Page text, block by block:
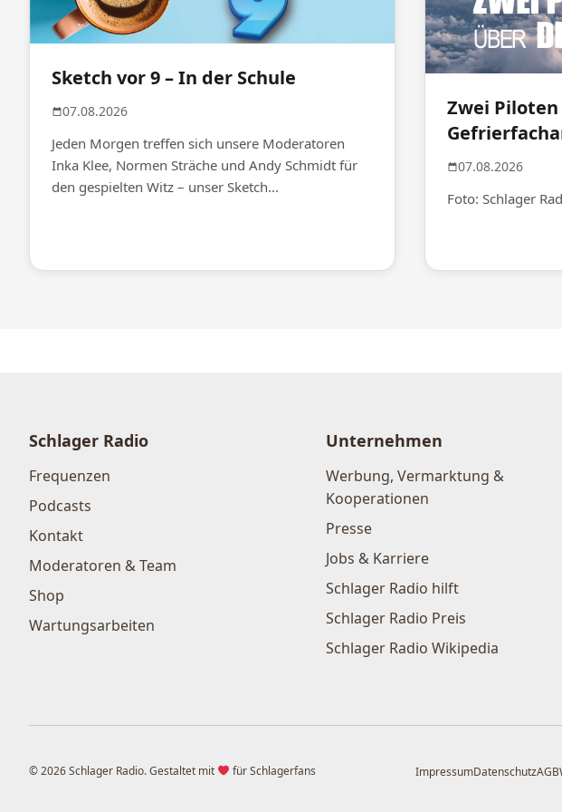
Sketch vor 9 – In der Schule
07.08.2026
Jeden Morgen treffen sich unsere Moderatoren
Inka Klee, Normen Sträche und Andy Schmidt für
den gespielten Witz – unser Sketch...
Zwei Piloten
07.08.2026
Foto: Schlager
Schlager Radio
Frequenzen
Podcasts
Kontakt
Moderatoren & Team
Shop
Wartungsarbeiten
Unternehmen
Werbung, Vermarktung &
Kooperationen
Presse
Jobs & Karriere
Schlager Radio hilft
Schlager Radio Preis
Schlager Radio Wikipedia
© 2026 Schlager Radio. Gestaltet mit für Schlagerfans ImpressumDatenschutzAGB